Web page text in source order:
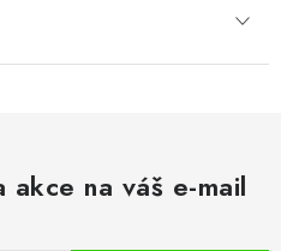
na váš e-mail